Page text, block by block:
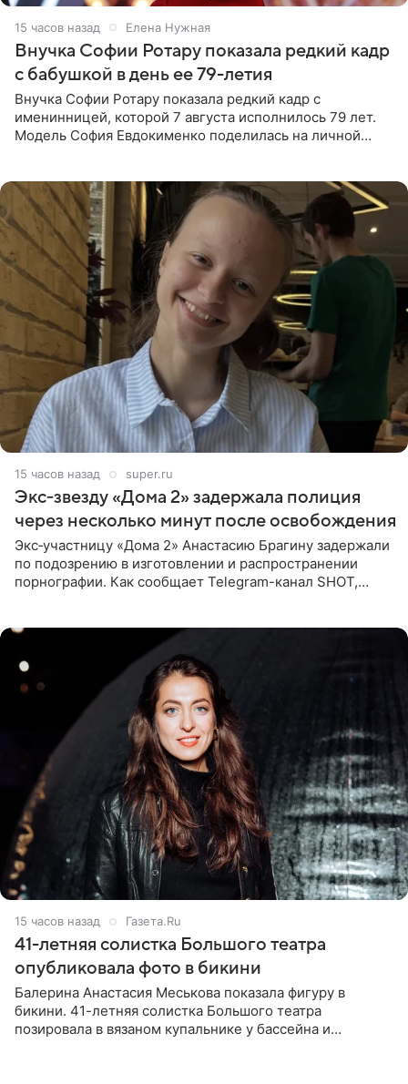
15 часов назад Елена Нужная
Внучка Софии Ротару показала редкий кадр
с бабушкой в день ее 79-летия
Внучка Софии Ротару показала редкий кадр с
именинницей, которой 7 августа исполнилось 79 лет.
Модель София Евдокименко поделилась на личной
15 часов назад super.ru
Экс‑звезду «Дома 2» задержала полиция
через несколько минут после освобождения
Экс‑участницу «Дома 2» Анастасию Брагину задержали
по подозрению в изготовлении и распространении
порнографии. Как сообщает Telegram-канал SHOT,
15 часов назад Газета.Ru
41-летняя солистка Большого театра
опубликовала фото в бикини
Балерина Анастасия Меськова показала фигуру в
бикини. 41-летняя солистка Большого театра
позировала в вязаном купальнике у бассейна и